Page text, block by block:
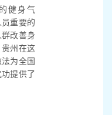
健身气
重要的
改善身
州在这
为全国
提供了